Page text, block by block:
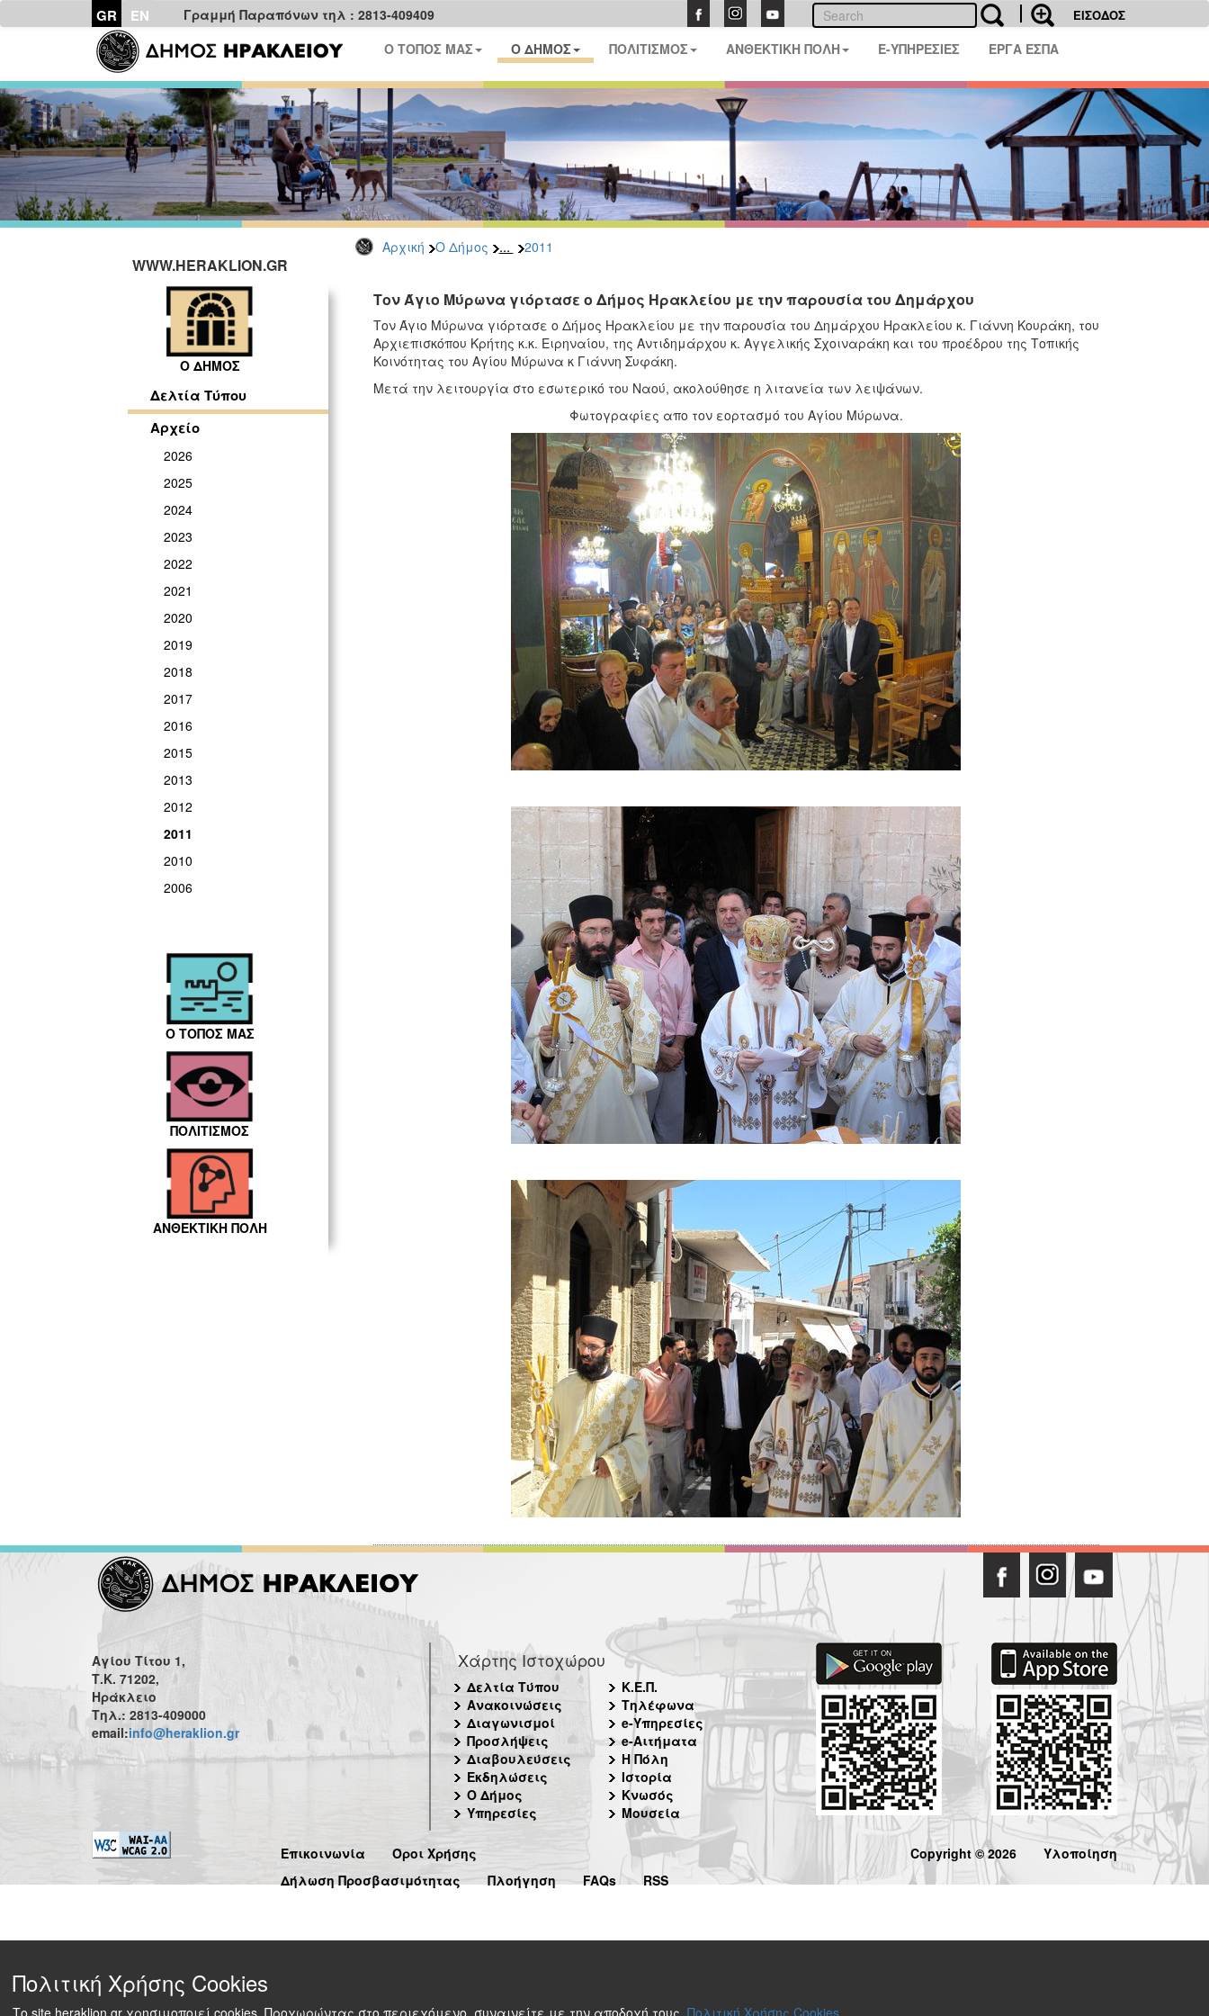
GR EN Γραμμή Παραπόνων τηλ : 2813-409409 ΕΙΣΟΔΟΣ
Ο ΤΟΠΟΣ ΜΑΣ Ο ΔΗΜΟΣ ΠΟΛΙΤΙΣΜΟΣ ΑΝΘΕΚΤΙΚΗ ΠΟΛΗ E-ΥΠΗΡΕΣΙΕΣ ΕΡΓΑ ΕΣΠΑ
Αρχική Ο Δήμος ... 2011
WWW.HERAKLION.GR
Ο ΔΗΜΟΣ
Δελτία Τύπου
Αρχείο
2026
2025
2024
2023
2022
2021
2020
2019
2018
2017
2016
2015
2013
2012
2011
2010
2006
Ο ΤΟΠΟΣ ΜΑΣ
ΠΟΛΙΤΙΣΜΟΣ
ΑΝΘΕΚΤΙΚΗ ΠΟΛΗ
Τον Άγιο Μύρωνα γιόρτασε ο Δήμος Ηρακλείου με την παρουσία του Δημάρχου
Τον Άγιο Μύρωνα γιόρτασε ο Δήμος Ηρακλείου με την παρουσία του Δημάρχου Ηρακλείου κ. Γιάννη Κουράκη, του
Αρχιεπισκόπου Κρήτης κ.κ. Ειρηναίου, της Αντιδημάρχου κ. Αγγελικής Σχοιναράκη και του προέδρου της Τοπικής
Κοινότητας του Αγίου Μύρωνα κ Γιάννη Συφάκη.
Μετά την λειτουργία στο εσωτερικό του Ναού, ακολούθησε η λιτανεία των λειψάνων.
Φωτογραφίες απο τον εορτασμό του Αγίου Μύρωνα.
Αγίου Τίτου 1,
Τ.Κ. 71202,
Ηράκλειο
Τηλ.: 2813-409000
email:info@heraklion.gr
Χάρτης Ιστοχώρου
Δελτία Τύπου
Ανακοινώσεις
Διαγωνισμοί
Προσλήψεις
Διαβουλεύσεις
Εκδηλώσεις
Ο Δήμος
Υπηρεσίες
Κ.Ε.Π.
Τηλέφωνα
e-Υπηρεσίες
e-Αιτήματα
Η Πόλη
Ιστορία
Κνωσός
Μουσεία
Επικοινωνία
Όροι Χρήσης
Δήλωση Προσβασιμότητας
Πλοήγηση FAQs RSS
Copyright © 2026 Υλοποίηση
Πολιτική Χρήσης Cookies
Το site heraklion.gr χρησιμοποιεί cookies. Προχωρώντας στο περιεχόμενο, συναινείτε με την αποδοχή τους. Πολιτική Χρήσης Cookies